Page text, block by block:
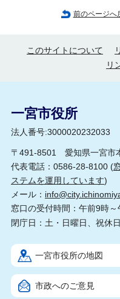
前のページへ
このサイトについて
リ
一宮市役所
法人番号:3000020232033
〒491-8501 愛知県一宮市
代表電話：0586-28-8100 (
ステムを運用しています)
メール：
窓口の受付時間：午前9時～
閉庁日：土・日曜日、祝休
一宮市役所の地図
市政へのご意見